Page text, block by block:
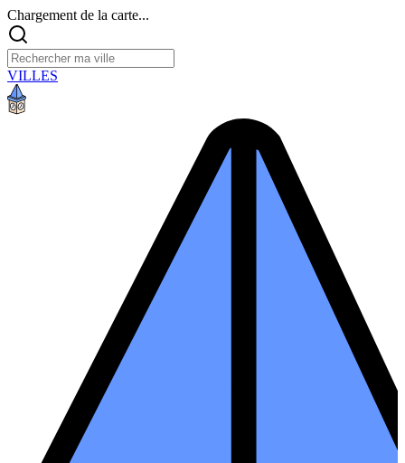
Chargement de la carte...
VILLES